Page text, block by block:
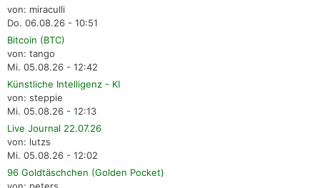
von: miraculli
Do. 06.08.26 - 10:51
Bitcoin (BTC)
von: tango
Mi. 05.08.26 - 12:42
Künstliche Intelligenz - KI
von: steppie
Mi. 05.08.26 - 12:13
Live Journal 22.07.26
von: lutzs
Mi. 05.08.26 - 12:02
96 Goldtäschchen (Golden Pocket)